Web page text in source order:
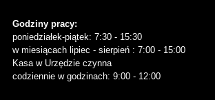
Godziny pracy:
poniedziałek-piątek: 7:30 - 15:30
w miesiącach lipiec - sierpień : 7:00 - 15:00
Kasa w Urzędzie czynna
codziennie w godzinach: 9:00 - 12:00